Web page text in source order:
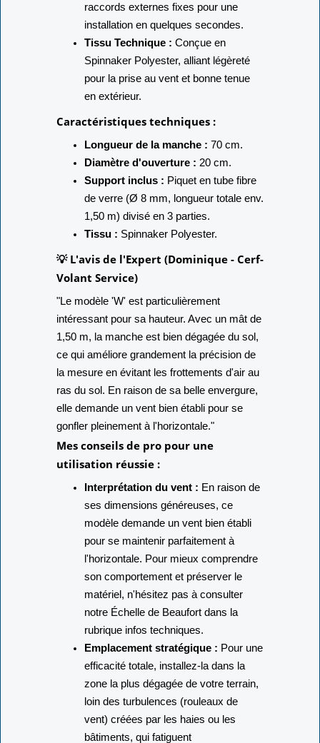
raccords externes fixes pour une
installation en quelques secondes.
Tissu Technique : Conçue en
Spinnaker Polyester, alliant légèreté
pour la prise au vent et bonne tenue
en extérieur.
Caractéristiques techniques :
Longueur de la manche : 70 cm.
Diamètre d'ouverture : 20 cm.
Support inclus : Piquet en tube fibre
de verre (Ø 8 mm, longueur totale env.
1,50 m) divisé en 3 parties.
Tissu : Spinnaker Polyester.
💡 L'avis de l'Expert (Dominique - Cerf-
Volant Service)
"Le modèle 'W' est particulièrement
intéressant pour sa hauteur. Avec un mât de
1,50 m, la manche est bien dégagée du sol,
ce qui améliore grandement la précision de
la mesure en évitant les frottements d'air au
ras du sol. En raison de sa belle envergure,
elle demande un vent bien établi pour se
gonfler pleinement à l'horizontale."
Mes conseils de pro pour une
utilisation réussie :
Interprétation du vent : En raison de
ses dimensions généreuses, ce
modèle demande un vent bien établi
pour se maintenir parfaitement à
l'horizontale. Pour mieux comprendre
son comportement et préserver le
matériel, n'hésitez pas à consulter
notre Échelle de Beaufort dans la
rubrique infos techniques.
Emplacement stratégique : Pour une
efficacité totale, installez-la dans la
zone la plus dégagée de votre terrain,
loin des turbulences (rouleaux de
vent) créées par les haies ou les
bâtiments, qui fatiguent